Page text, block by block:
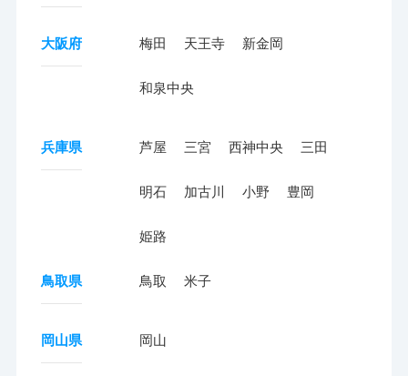
大阪府 梅田 天王寺 新金岡
和泉中央
兵庫県 芦屋 三宮 西神中央 三田
明石 加古川 小野 豊岡
姫路
鳥取県 鳥取 米子
岡山県 岡山